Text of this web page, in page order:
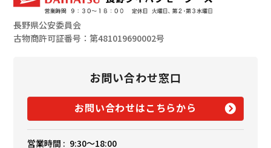
長野県公安委員会
古物商許可証番号：第481019690002号
お問い合わせ窓口
お問い合わせはこちらから
営業時間 : 9:30〜18:00